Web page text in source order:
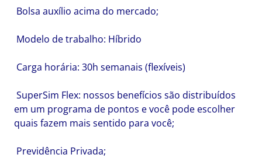
Bolsa auxílio acima do mercado;
Modelo de trabalho: Híbrido
Carga horária: 30h semanais (flexíveis)
SuperSim Flex: nossos benefícios são distribuídos
em um programa de pontos e você pode escolher
quais fazem mais sentido para você;
Previdência Privada;